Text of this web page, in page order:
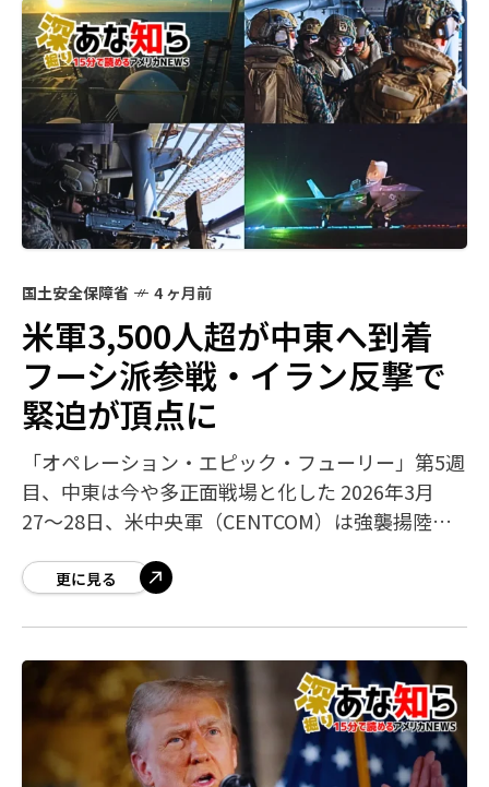
国土安全保障省 4 ヶ月前
米軍3,500人超が中東へ到着
フーシ派参戦・イラン反撃で
緊迫が頂点に
「オペレーション・エピック・フューリー」第5週
目、中東は今や多正面戦場と化した 2026年3月
27〜28日、米中央軍（CENTCOM）は強襲揚陸艦
兵が中東に到着したと発
更に見る